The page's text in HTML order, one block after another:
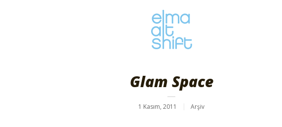
Glam Space
1 Kasım, 2011 Arşiv